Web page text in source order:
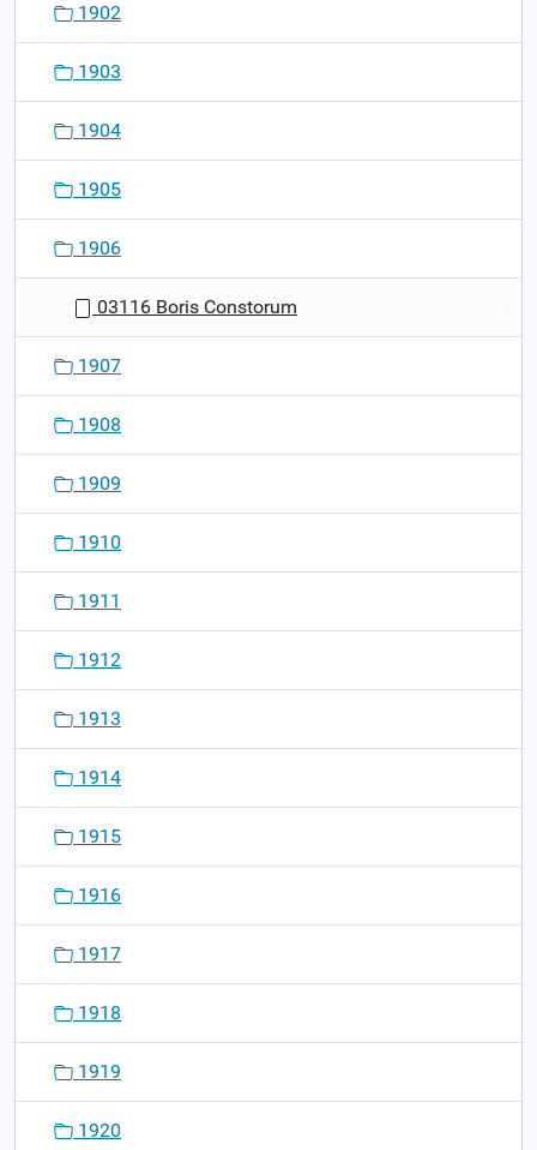
1902
1903
1904
1905
1906
03116 Boris Constorum
1907
1908
1909
1910
1911
1912
1913
1914
1915
1916
1917
1918
1919
1920